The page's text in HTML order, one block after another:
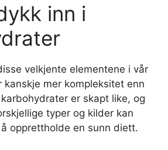
inn i
velkjente elementene i vår
kanskje mer kompleksitet enn
er skapt like, og
typer og kilder kan
opprettholde en sunn diett.